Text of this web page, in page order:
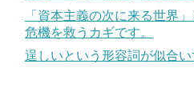
「資本主義の次に来る世界
危機を救うカギです。
逞しいという形容詞が似合